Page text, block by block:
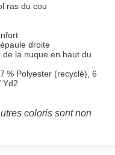
ras du cou
droite
la nuque en haut du
% Polyester (recyclé), 6
Yd2
coloris sont non